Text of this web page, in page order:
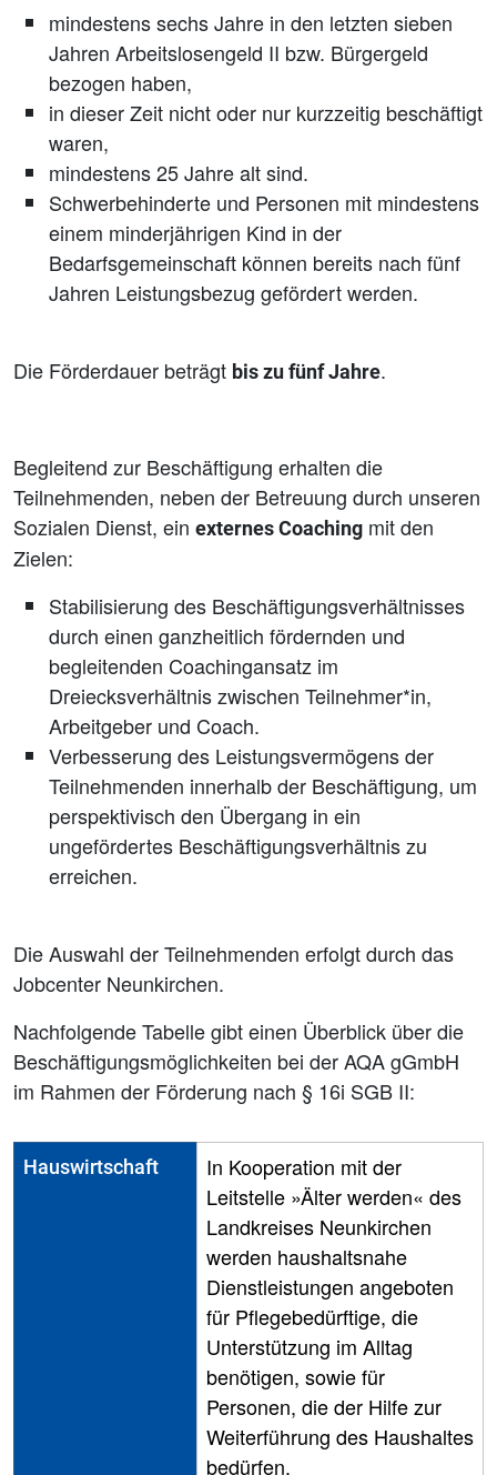
mindestens sechs Jahre in den letzten sieben
Jahren Arbeitslosengeld II bzw. Bürgergeld
bezogen haben,
in dieser Zeit nicht oder nur kurzzeitig beschäftigt
waren,
mindestens 25 Jahre alt sind.
Schwerbehinderte und Personen mit mindestens
einem minderjährigen Kind in der
Bedarfsgemeinschaft können bereits nach fünf
Jahren Leistungsbezug gefördert werden.
Die Förderdauer beträgt bis zu fünf Jahre.
Begleitend zur Beschäftigung erhalten die
Teilnehmenden, neben der Betreuung durch unseren
Sozialen Dienst, ein externes Coaching mit den
Zielen:
Stabilisierung des Beschäftigungsverhältnisses
durch einen ganzheitlich fördernden und
begleitenden Coachingansatz im
Dreiecksverhältnis zwischen Teilnehmer*in,
Arbeitgeber und Coach.
Verbesserung des Leistungsvermögens der
Teilnehmenden innerhalb der Beschäftigung, um
perspektivisch den Übergang in ein
ungefördertes Beschäftigungsverhältnis zu
erreichen.
Die Auswahl der Teilnehmenden erfolgt durch das
Jobcenter Neunkirchen.
Nachfolgende Tabelle gibt einen Überblick über die
Beschäftigungsmöglichkeiten bei der AQA gGmbH
im Rahmen der Förderung nach § 16i SGB II:
Hauswirtschaft
In Kooperation mit der
Leitstelle »Älter werden« des
Landkreises Neunkirchen
werden haushaltsnahe
Dienstleistungen angeboten
für Pflegebedürftige, die
Unterstützung im Alltag
benötigen, sowie für
Personen, die der Hilfe zur
Weiterführung des Haushaltes
bedürfen.